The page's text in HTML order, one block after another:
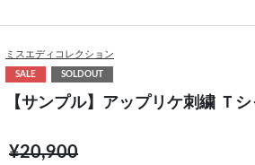
ミスエディコレクション
SALE SOLDOUT
【サンプル】アップリケ刺繍 Ｔシ
¥20,900